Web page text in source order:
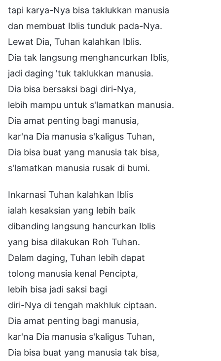
tapi karya-Nya bisa taklukkan manusia
dan membuat Iblis tunduk pada-Nya.
Lewat Dia, Tuhan kalahkan Iblis.
Dia tak langsung menghancurkan Iblis,
jadi daging 'tuk taklukkan manusia.
Dia bisa bersaksi bagi diri-Nya,
lebih mampu untuk s'lamatkan manusia.
Dia amat penting bagi manusia,
kar'na Dia manusia s'kaligus Tuhan,
Dia bisa buat yang manusia tak bisa,
s'lamatkan manusia rusak di bumi.
Inkarnasi Tuhan kalahkan Iblis
ialah kesaksian yang lebih baik
dibanding langsung hancurkan Iblis
yang bisa dilakukan Roh Tuhan.
Dalam daging, Tuhan lebih dapat
tolong manusia kenal Pencipta,
lebih bisa jadi saksi bagi
diri-Nya di tengah makhluk ciptaan.
Dia amat penting bagi manusia,
kar'na Dia manusia s'kaligus Tuhan,
Dia bisa buat yang manusia tak bisa,